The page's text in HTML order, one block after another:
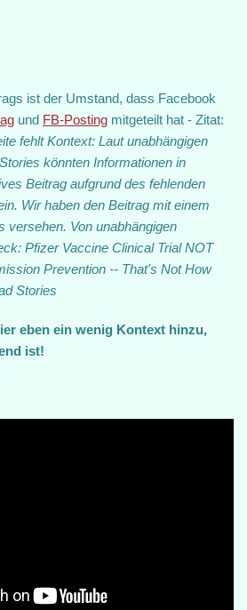
ist der Umstand, dass Facebook
und FB-Posting mitgeteilt hat - Zitat:
fehlt Kontext: Laut unabhängigen
könnten Informationen in
Beitrag aufgrund des fehlenden
Wir haben den Beitrag mit einem
versehen. Von unabhängigen
Pfizer Vaccine Clinical Trial NOT
Prevention -- That's Not How
Stories
eben ein wenig Kontext hinzu,
ist!